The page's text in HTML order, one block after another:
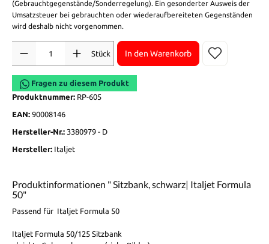
(Gebrauchtgegenstände/Sonderregelung). Ein gesonderter Ausweis der
Umsatzsteuer bei gebrauchten oder wiederaufbereiteten Gegenständen
wird deshalb nicht vorgenommen.
Stück
In den Warenkorb
Fragen zu diesem Produkt
Produktnummer: RP-605
EAN: 90008146
Hersteller-Nr.: 3380979 - D
Hersteller: Italjet
Produktinformationen " Sitzbank, schwarz| Italjet Formula
50"
Passend für Italjet Formula 50
Italjet Formula 50/125 Sitzbank